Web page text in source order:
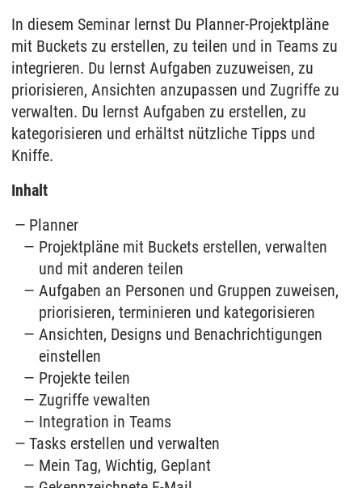
In diesem Seminar lernst Du Planner-Projektpläne
mit Buckets zu erstellen, zu teilen und in Teams zu
integrieren. Du lernst Aufgaben zuzuweisen, zu
priorisieren, Ansichten anzupassen und Zugriffe zu
verwalten. Du lernst Aufgaben zu erstellen, zu
kategorisieren und erhältst nützliche Tipps und
Kniffe.
Inhalt
Planner
Projektpläne mit Buckets erstellen, verwalten
und mit anderen teilen
Aufgaben an Personen und Gruppen zuweisen,
priorisieren, terminieren und kategorisieren
Ansichten, Designs und Benachrichtigungen
einstellen
Projekte teilen
Zugriffe vewalten
Integration in Teams
Tasks erstellen und verwalten
Mein Tag, Wichtig, Geplant